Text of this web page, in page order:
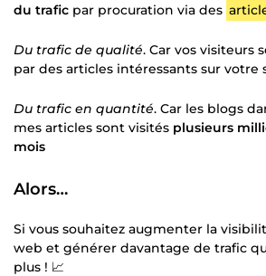
du trafic par procuration via des
Du trafic de qualité. Car vos visiteurs
par des articles intéressants sur votre
Du trafic en quantité. Car les blogs
mes articles sont visités plusieurs
mois
Alors…
Si vous souhaitez augmenter la
web et générer davantage de trafic
plus ! 📈